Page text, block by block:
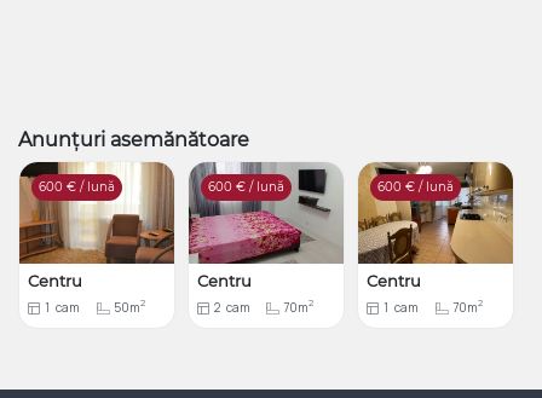
Anunțuri asemănătoare
600 € / lună
Centru
1 cam 50m2
600 € / lună
Centru
2 cam 70m2
600 € / lună
Centru
1 cam 70m2